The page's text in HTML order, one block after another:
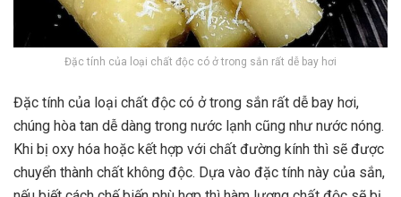
Đặc tính của loại chất độc có ở trong sắn rất dễ bay hơi
Đặc tính của loại chất độc có ở trong sắn rất dễ bay hơi,
chúng hòa tan dễ dàng trong nước lạnh cũng như nước nóng.
Khi bị oxy hóa hoặc kết hợp với chất đường kính thì sẽ được
chuyển thành chất không độc. Dựa vào đặc tính này của sắn,